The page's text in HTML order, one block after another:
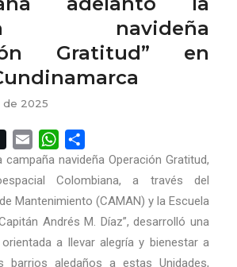
navideña
Gratitud” en
de 2025
Email WhatsApp
campaña navideña Operación Gratitud,
Colombiana, a través del
Mantenimiento (CAMAN) y la Escuela
Andrés M. Díaz”, desarrolló una
a llevar alegría y bienestar a
barrios aledaños a estas Unidades,